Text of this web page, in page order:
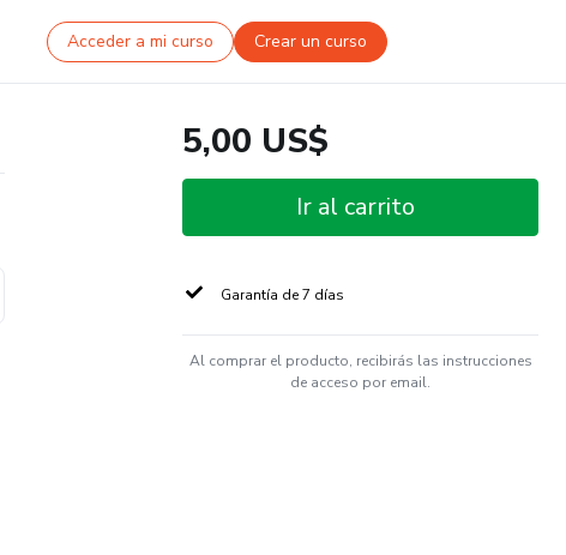
Acceder a mi curso Crear un curso
5,00 US$
Ir al carrito
Garantía de 7 días
Al comprar el producto, recibirás las instrucciones
de acceso por email.